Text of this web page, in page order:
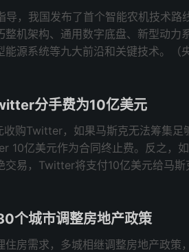
导，我国发布了首个智能农机技术路
整机架构、通用数字底盘、新型动力
源系统等九大前沿和关键技术。（
分手费为10亿美元
购Twitter，如果马斯克无法筹集足
10亿美元作为合同终止费。反之，
交易，Twitter将支付10亿美元给马斯
个城市调整房地产政策
住房需求，多城相继调整房地产政策